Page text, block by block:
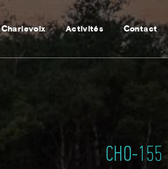
Charlevoix Activités Contact
CHO-155